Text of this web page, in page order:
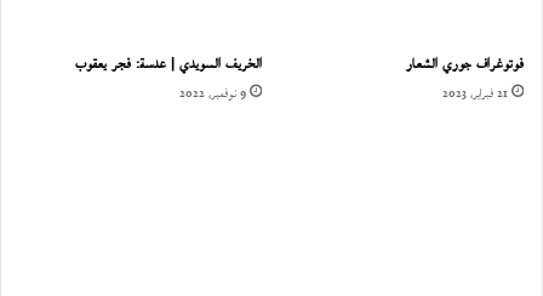
فوتوغراف جوري الشعار
21 فبراير، 2023
الخريف السويدي | عدسة: فجر يعقوب
9 نوفمبر، 2022